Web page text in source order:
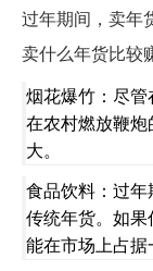
过年期间，卖年
卖什么年货比较
烟花爆竹：尽
在农村燃放鞭
大。
食品饮料：过
传统年货。如
能在市场上占据